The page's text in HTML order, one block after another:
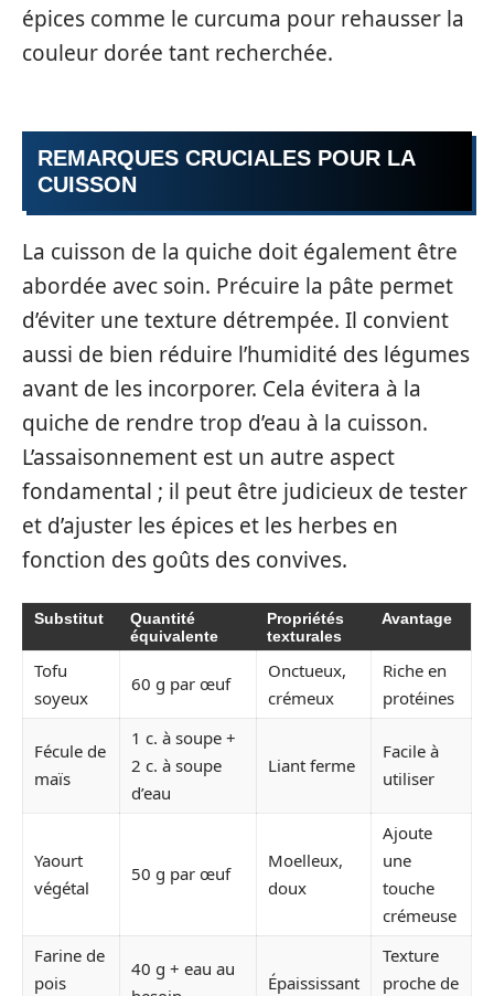
épices comme le curcuma pour rehausser la
couleur dorée tant recherchée.
REMARQUES CRUCIALES POUR LA
CUISSON
La cuisson de la quiche doit également être
abordée avec soin. Précuire la pâte permet
d’éviter une texture détrempée. Il convient
aussi de bien réduire l’humidité des légumes
avant de les incorporer. Cela évitera à la
quiche de rendre trop d’eau à la cuisson.
L’assaisonnement est un autre aspect
fondamental ; il peut être judicieux de tester
et d’ajuster les épices et les herbes en
fonction des goûts des convives.
Substitut
Quantité
équivalente
Propriétés
texturales
Avantage
Tofu
soyeux
60 g par œuf
Onctueux,
crémeux
Riche en
protéines
Fécule de
maïs
1 c. à soupe +
2 c. à soupe
d’eau
Liant ferme
Facile à
utiliser
Yaourt
végétal
50 g par œuf
Moelleux,
doux
Ajoute
une
touche
crémeuse
Farine de
pois
40 g + eau au
Épaississant
Texture
proche de